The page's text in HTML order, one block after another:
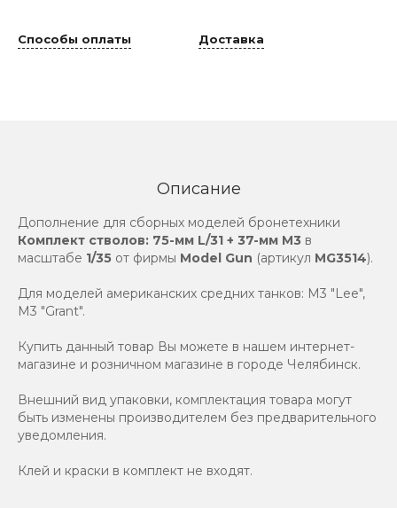
Способы оплаты Доставка
Описание
Дополнение для сборных моделей бронетехники
Комплект стволов: 75-мм L/31 + 37-мм М3 в
масштабе 1/35 от фирмы Model Gun (артикул MG3514).
Для моделей американских средних танков: М3 "Lee",
M3 "Grant".
Купить данный товар Вы можете в нашем интернет-
магазине и розничном магазине в городе Челябинск.
Внешний вид упаковки, комплектация товара могут
быть изменены производителем без предварительного
уведомления.
Клей и краски в комплект не входят.